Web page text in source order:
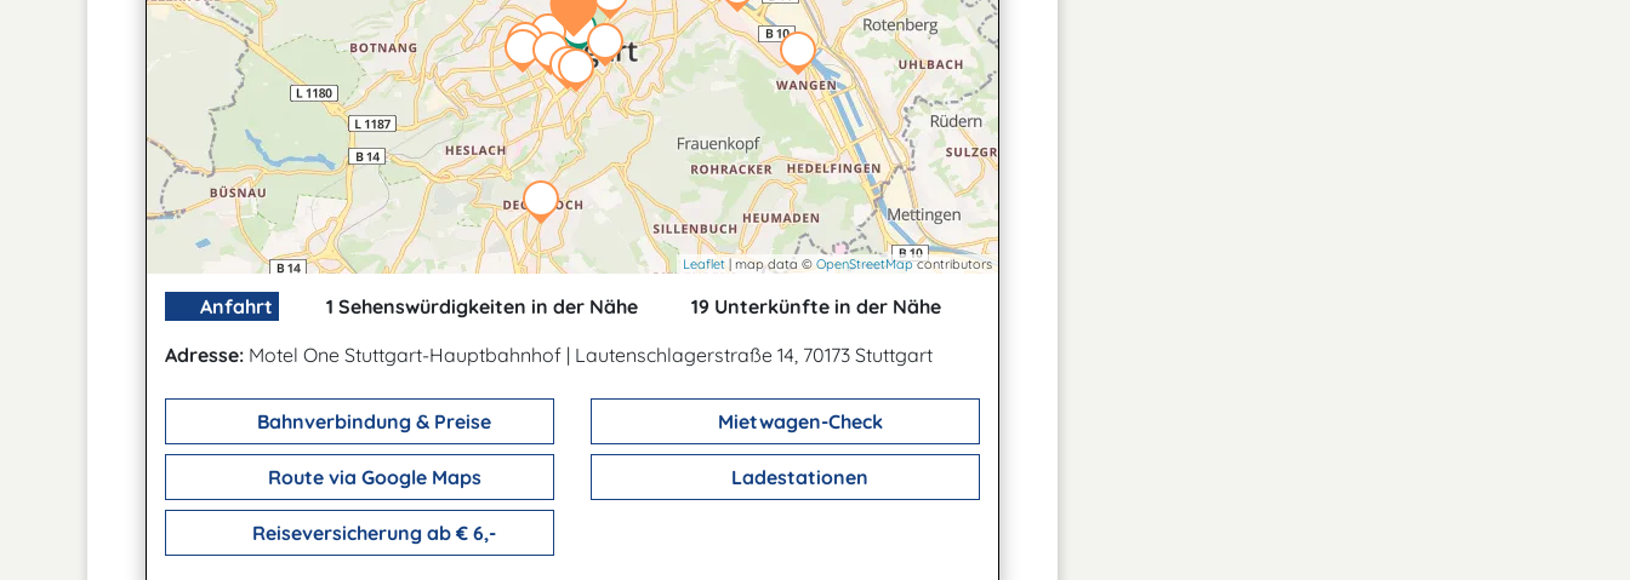
Leaflet| map data ©OpenStreetMapcontributors
Anfahrt 1 Sehenswürdigkeiten in der Nähe
19 Unterkünfte in der Nähe
Adresse: Motel One Stuttgart-Hauptbahnhof | Lautenschlagerstraße 14, 70173 Stuttgart
Bahnverbindung & Preise Mietwagen-Check
Route via Google Maps Ladestationen
Reiseversicherung ab € 6,-